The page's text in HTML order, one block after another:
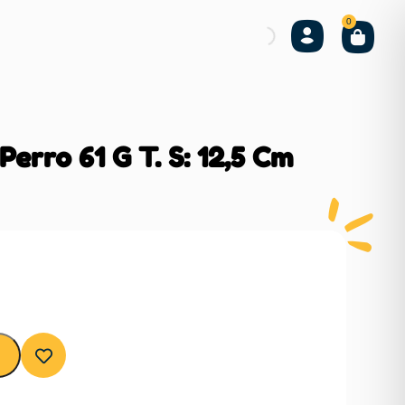
0
61 G T. S: 12,5 Cm